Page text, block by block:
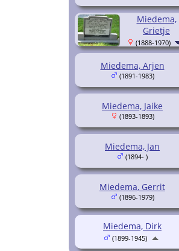
Miedema,
Grietje
(1888-1970)
Miedema, Arjen
(1891-1983)
Miedema, Jaike
(1893-1893)
Miedema, Jan
(1894- )
Miedema, Gerrit
(1896-1979)
Miedema, Dirk
(1899-1945)